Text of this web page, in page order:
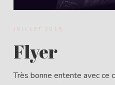
JUILLET 2015
Flyer
Très bonne entente avec ce